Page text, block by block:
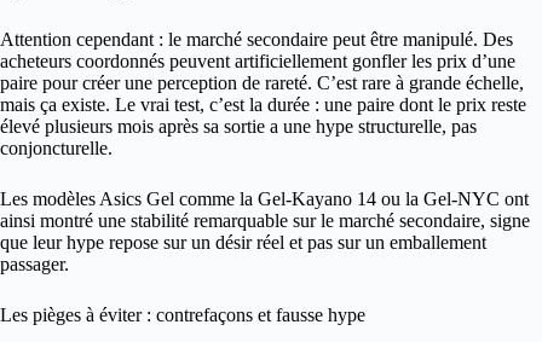
Attention cependant : le marché secondaire peut être manipulé. Des
acheteurs coordonnés peuvent artificiellement gonfler les prix d’une
paire pour créer une perception de rareté. C’est rare à grande échelle,
mais ça existe. Le vrai test, c’est la durée : une paire dont le prix reste
élevé plusieurs mois après sa sortie a une hype structurelle, pas
conjoncturelle.
Les modèles Asics Gel comme la Gel-Kayano 14 ou la Gel-NYC ont
ainsi montré une stabilité remarquable sur le marché secondaire, signe
que leur hype repose sur un désir réel et pas sur un emballement
passager.
Les pièges à éviter : contrefaçons et fausse hype